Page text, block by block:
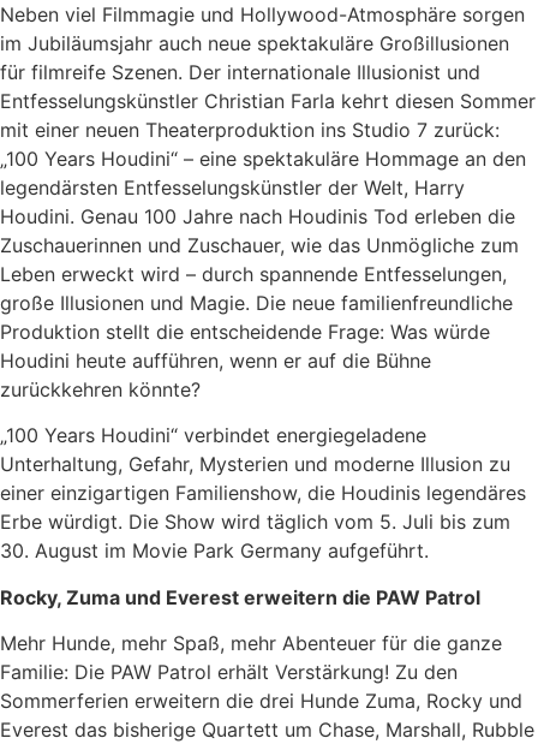
Neben viel Filmmagie und Hollywood-Atmosphäre sorgen
im Jubiläumsjahr auch neue spektakuläre Großillusionen
für filmreife Szenen. Der internationale Illusionist und
Entfesselungskünstler Christian Farla kehrt diesen Sommer
mit einer neuen Theaterproduktion ins Studio 7 zurück:
„100 Years Houdini“ – eine spektakuläre Hommage an den
legendärsten Entfesselungskünstler der Welt, Harry
Houdini. Genau 100 Jahre nach Houdinis Tod erleben die
Zuschauerinnen und Zuschauer, wie das Unmögliche zum
Leben erweckt wird – durch spannende Entfesselungen,
große Illusionen und Magie. Die neue familienfreundliche
Produktion stellt die entscheidende Frage: Was würde
Houdini heute aufführen, wenn er auf die Bühne
zurückkehren könnte?
„100 Years Houdini“ verbindet energiegeladene
Unterhaltung, Gefahr, Mysterien und moderne Illusion zu
einer einzigartigen Familienshow, die Houdinis legendäres
Erbe würdigt. Die Show wird täglich vom 5. Juli bis zum
30. August im Movie Park Germany aufgeführt.
Rocky, Zuma und Everest erweitern die PAW Patrol
Mehr Hunde, mehr Spaß, mehr Abenteuer für die ganze
Familie: Die PAW Patrol erhält Verstärkung! Zu den
Sommerferien erweitern die drei Hunde Zuma, Rocky und
Everest das bisherige Quartett um Chase, Marshall, Rubble